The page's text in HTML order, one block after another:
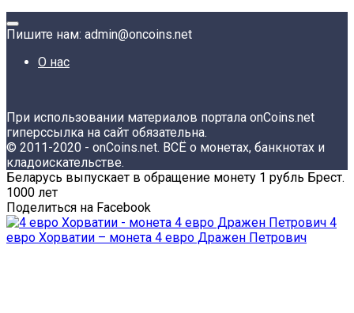
Пишите нам: admin@oncoins.net
О нас
При использовании материалов портала onCoins.net
гиперссылка на сайт обязательна.
© 2011-2020 - onCoins.net. ВСЁ о монетах, банкнотах и
кладоискательстве.
Беларусь выпускает в обращение монету 1 рубль Брест.
1000 лет
Поделиться на Facebook
4
евро Хорватии – монета 4 евро Дражен Петрович